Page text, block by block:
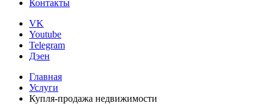
Контакты
VK
Youtube
Telegram
Дэен
Главная
Услуги
Купля-продажа недвижимости